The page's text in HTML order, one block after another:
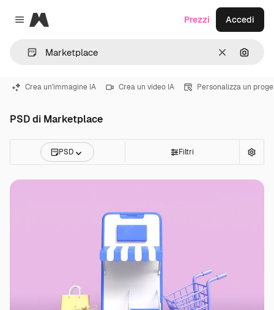
Close menu
Magnific
CancellaCerca
Prezzi Accedi
Crea un'immagine IA Crea un video IA Personalizza un
PSD di Marketplace
PSD Filtri